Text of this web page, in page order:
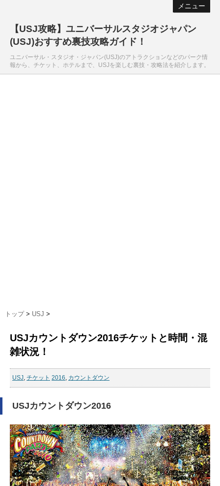
メニュー
【USJ攻略】ユニバーサルスタジオジャパン
(USJ)おすすめ裏技攻略ガイド！
ユニバーサル・スタジオ・ジャパン(USJ)のアトラクションなどのパーク情
報から、チケット、ホテルまで、USJを楽しむ裏技・攻略法を紹介します。
トップ > USJ >
USJカウントダウン2016チケットと時間・混
雑状況！
USJ, チケット 2016, カウントダウン
USJカウントダウン2016